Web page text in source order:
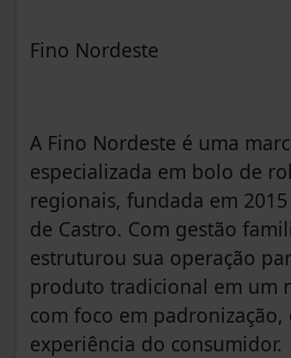
Fino Nordeste
A Fino Nordeste é uma
especializada em bolo de
regionais, fundada em
de Castro. Com gestão
estruturou sua operação
produto tradicional em um
com foco em
experiência do consumidor.